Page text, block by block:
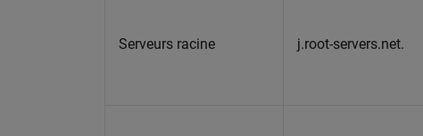
Serveurs racine j.root-servers.net.